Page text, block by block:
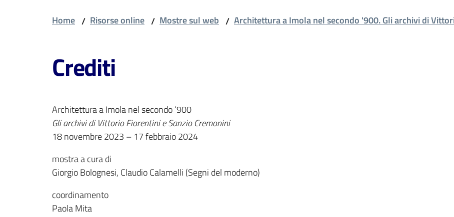
Home / Risorse online / Mostre sul web / Architettura a Imola nel secondo '900. Gli archivi di
Crediti
Architettura a Imola nel secondo ‘900
Gli archivi di Vittorio Fiorentini e Sanzio Cremonini
18 novembre 2023 – 17 febbraio 2024
mostra a cura di
Giorgio Bolognesi, Claudio Calamelli (Segni del moderno)
coordinamento
Paola Mita